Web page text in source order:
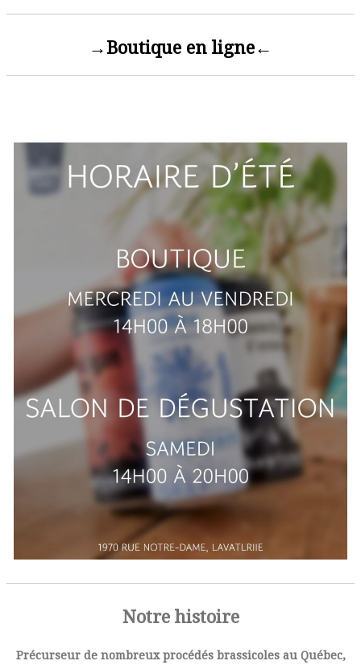
→Boutique en ligne←
Notre histoire
Précurseur de nombreux procédés brassicoles au Québec,